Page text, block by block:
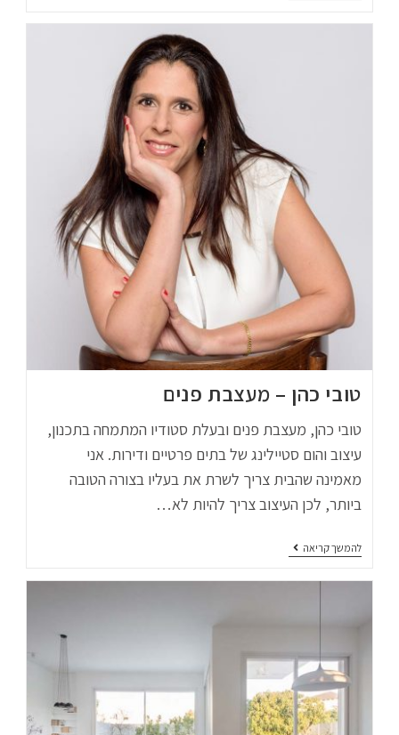
טובי כהן – מעצבת פנים
טובי כהן, מעצבת פנים ובעלת סטודיו המתמחה בתכנון,
עיצוב והום סטיילינג של בתים פרטיים ודירות. אני
מאמינה שהבית צריך לשרת את בעליו בצורה הטובה
ביותר, לכן העיצוב צריך להיות לא…
להמשך קריאה